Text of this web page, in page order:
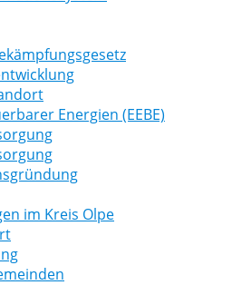
Energien (EEBE)
im Kreis Olpe